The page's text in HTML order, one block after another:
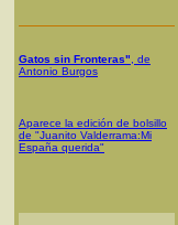
Gatos sin Fronteras" , de
Antonio Burgos
Aparece la edición de bolsillo
de "Juanito Valderrama:Mi
España querida"